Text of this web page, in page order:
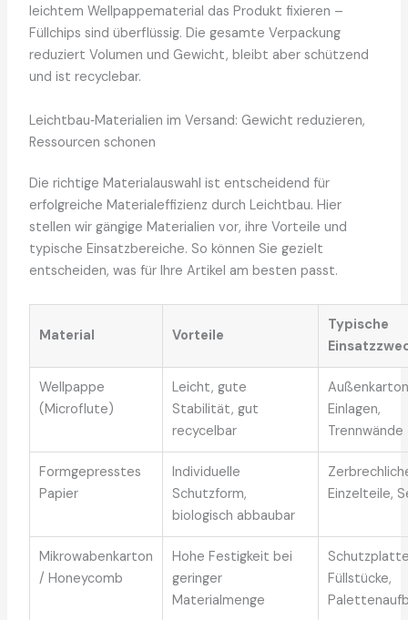
leichtem Wellpappematerial das Produkt fixieren –
Füllchips sind überflüssig. Die gesamte Verpackung
reduziert Volumen und Gewicht, bleibt aber schützend
und ist recyclebar.
Leichtbau‑Materialien im Versand: Gewicht reduzieren,
Ressourcen schonen
Die richtige Materialauswahl ist entscheidend für
erfolgreiche Materialeffizienz durch Leichtbau. Hier
stellen wir gängige Materialien vor, ihre Vorteile und
typische Einsatzbereiche. So können Sie gezielt
entscheiden, was für Ihre Artikel am besten passt.
Material Vorteile
Typische
Wellpappe
(Microflute)
Leicht, gute
Stabilität, gut
recycelbar
Einlagen,
Trennwände
Formgepresstes
Papier
Individuelle
Schutzform,
biologisch abbaubar
Einzelteile,
Mikrowabenkarton
/ Honeycomb
Hohe Festigkeit bei
geringer
Materialmenge
Füllstücke,